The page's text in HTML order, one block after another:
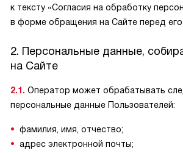
к тексту «Согласия на обработку
в форме обращения на Сайте перед его
2. Персональные данные,
на Сайте
2.1. Оператор может обрабатывать
персональные данные Пользователей:
фамилия, имя, отчество;
адрес электронной почты;